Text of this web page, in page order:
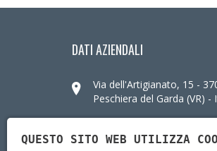
DATI AZIENDALI
Via dell'Artigianato, 15 -
Peschiera del Garda (VR) -
QUESTO SITO WEB UTILIZZA